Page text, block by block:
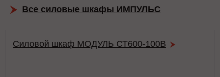
Все силовые шкафы ИМПУЛЬС
Силовой шкаф МОДУЛЬ СТ600-100В